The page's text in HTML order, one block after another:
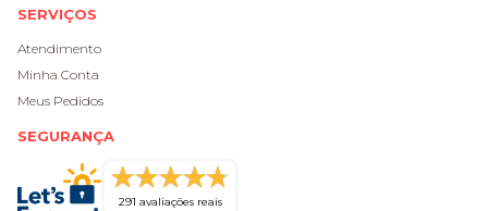
SERVIÇOS
Atendimento
Minha Conta
Meus Pedidos
SEGURANÇA
291 avaliações reais